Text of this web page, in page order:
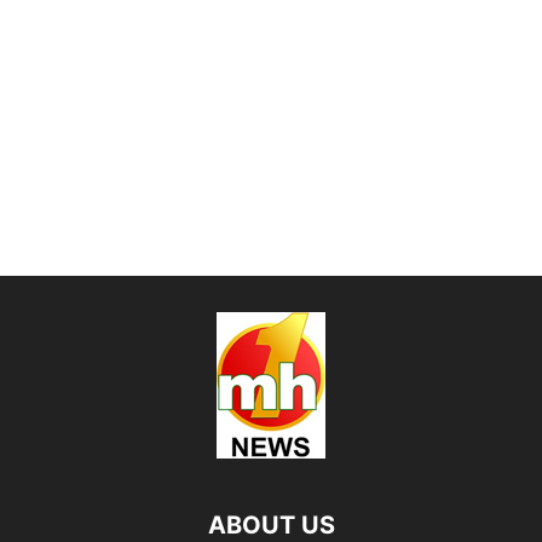
ABOUT US